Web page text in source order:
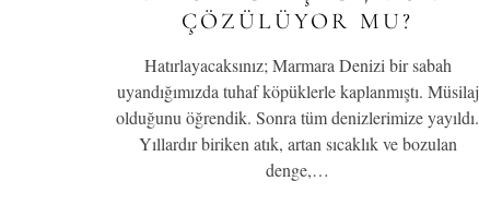
ÇÖZÜLÜYOR MU?
Hatırlayacaksınız; Marmara Denizi bir sabah
uyandığımızda tuhaf köpüklerle kaplanmıştı. Müsilaj
olduğunu öğrendik. Sonra tüm denizlerimize yayıldı.
Yıllardır biriken atık, artan sıcaklık ve bozulan
denge,…